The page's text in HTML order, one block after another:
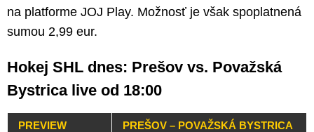
na platforme JOJ Play. Možnosť je však spoplatnená
sumou 2,99 eur.
Hokej SHL dnes: Prešov vs. Považská
Bystrica live od 18:00
PREVIEW PREŠOV – POVAŽSKÁ BYSTRICA